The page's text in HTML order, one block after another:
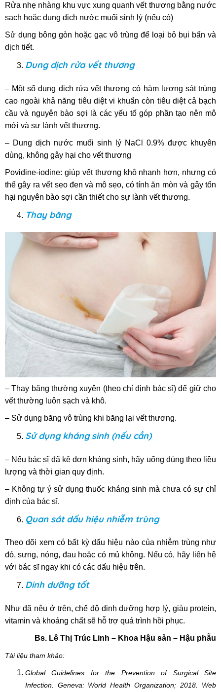
Rửa nhẹ nhàng khu vực xung quanh vết thương bằng nước
sạch hoặc dung dịch nước muối sinh lý (nếu có)
Sử dụng bông gòn hoặc gạc vô trùng để loại bỏ bụi bẩn và
dịch tiết.
Dung dịch rửa vết thương
– Một số dung dịch rửa vết thương có hàm lượng sát trùng
cao ngoài khả năng tiêu diệt vi khuẩn còn tiêu diệt cả bạch
cầu và nguyên bào sợi là các yếu tố góp phần tạo nên mô
mới và sự lành vết thương.
– Dung dịch nước muối sinh lý NaCl 0.9% được khuyên
dùng, không gây hại cho vết thương
Povidine-iodine: giúp vết thương khô nhanh hơn, nhưng có
thể gây ra vết sẹo đen và mô sẹo, có tính ăn mòn và gây tổn
hại nguyên bào sợi cần thiết cho sự lành vết thương.
Thay băng
– Thay băng thường xuyên (theo chỉ định bác sĩ) để giữ cho
vết thường luôn sạch và khô.
– Sử dụng băng vô trùng khi băng lại vết thương.
Sử dụng kháng sinh (nếu cần)
– Nếu bác sĩ đã kê đơn kháng sinh, hãy uống đúng theo liều
lượng và thời gian quy định.
– Không tự ý sử dụng thuốc kháng sinh mà chưa có sự chỉ
định của bác sĩ.
Quan sát dấu hiệu nhiễm trùng
Theo dõi xem có bất kỳ dấu hiệu nào của nhiễm trùng như
đỏ, sưng, nóng, đau hoặc có mủ không. Nếu có, hãy liên hệ
với bác sĩ ngay khi có các dấu hiệu trên.
Dinh dưỡng tốt
Như đã nêu ở trên, chế độ dinh dưỡng hợp lý, giàu protein,
vitamin và khoáng chất sẽ hỗ trợ quá trình hồi phục.
Bs. Lê Thị Trúc Linh – Khoa Hậu sản – Hậu phẫu
Tài liệu tham khảo:
Global Guidelines for the Prevention of Surgical Site
Infection. Geneva: World Health Organization; 2018. Web